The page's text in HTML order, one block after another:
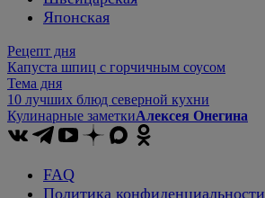
Японская
Рецепт дня
Капуста шпиц с горчичным соусом
Тема дня
10 лучших блюд северной кухни
Кулинарные заметкиАлексея Онегина
FAQ
Политика конфиденциальности